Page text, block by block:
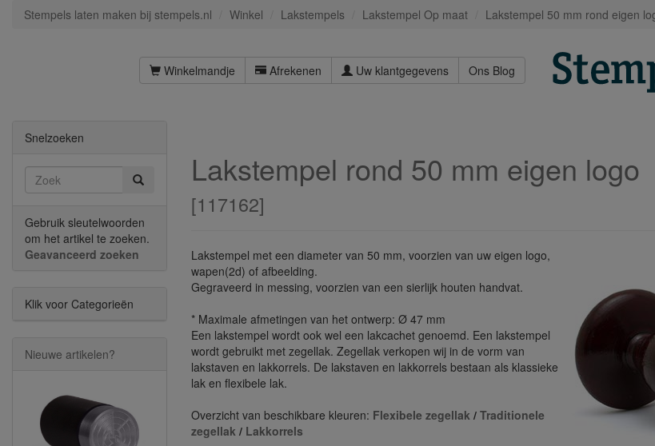
Stempels laten maken bij stempels.nl Winkel Lakstempels Lakstempel Op maat Lakstempel 50 mm rond eigen
Winkelmandje Afrekenen Uw klantgegevens Ons Blog
Lakstempel rond 50 mm eigen logo
[117162]
Lakstempel met een diameter van 50 mm, voorzien van uw eigen logo,
wapen(2d) of afbeelding.
Gegraveerd in messing, voorzien van een sierlijk houten handvat.
* Maximale afmetingen van het ontwerp: Ø 47 mm
Een lakstempel wordt ook wel een lakcachet genoemd. Een lakstempel
wordt gebruikt met zegellak. Zegellak verkopen wij in de vorm van
lakstaven en lakkorrels. De lakstaven en lakkorrels bestaan als klassieke
lak en flexibele lak.
Overzicht van beschikbare kleuren: Flexibele zegellak / Traditionele
zegellak / Lakkorrels
Snelzoeken
Gebruik sleutelwoorden
om het artikel te zoeken.
Geavanceerd zoeken
Klik voor Categorieën
Nieuwe artikelen?